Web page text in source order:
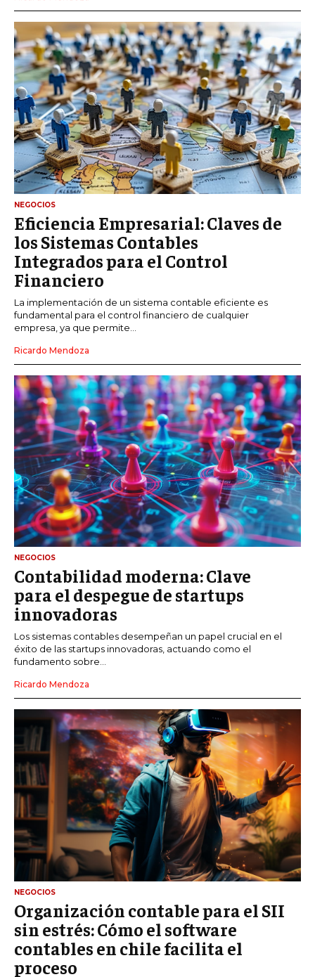
NEGOCIOS
Eficiencia Empresarial: Claves de
los Sistemas Contables
Integrados para el Control
Financiero
La implementación de un sistema contable eficiente es
fundamental para el control financiero de cualquier
empresa, ya que permite...
Ricardo Mendoza
NEGOCIOS
Contabilidad moderna: Clave
para el despegue de startups
innovadoras
Los sistemas contables desempeñan un papel crucial en el
éxito de las startups innovadoras, actuando como el
fundamento sobre...
Ricardo Mendoza
NEGOCIOS
Organización contable para el SII
sin estrés: Cómo el software
contables en chile facilita el
proceso